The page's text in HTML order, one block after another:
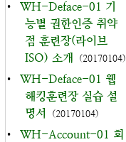
•
WH-Deface-01 기
능별 권한인증 취약
점 훈련장(라이브
ISO) 소개
(20170104)
•
WH-Deface-01 웹
해킹훈련장 실습 설
명서
(20170104)
•
WH-Account-01 회